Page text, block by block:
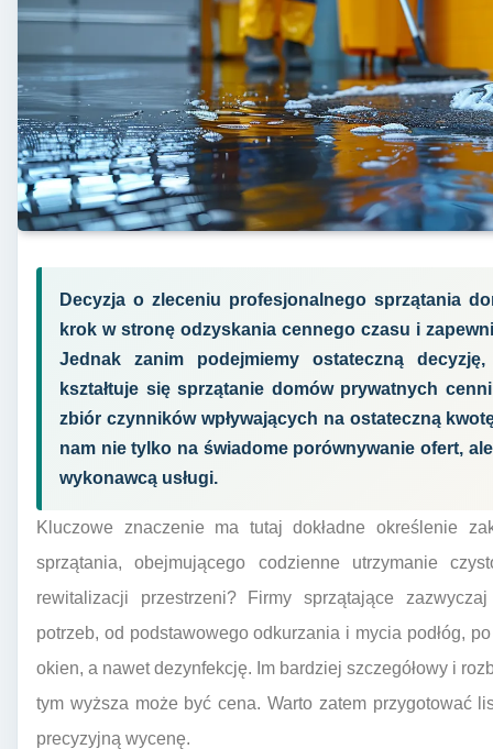
Decyzja o zleceniu profesjonalnego sprzątania
krok w stronę odzyskania cennego czasu i
Jednak zanim podejmiemy ostateczną
kształtuje się sprzątanie domów prywatnych
zbiór czynników wpływających na ostateczną
nam nie tylko na świadome porównywanie ofert,
wykonawcą usługi.
Kluczowe znaczenie ma tutaj dokładne określenie
sprzątania, obejmującego codzienne utrzymanie
rewitalizacji przestrzeni? Firmy sprzątające
potrzeb, od podstawowego odkurzania i mycia podłóg,
okien, a nawet dezynfekcję. Im bardziej szczegółowy i
tym wyższa może być cena. Warto zatem przygotować
precyzyjną wycenę.